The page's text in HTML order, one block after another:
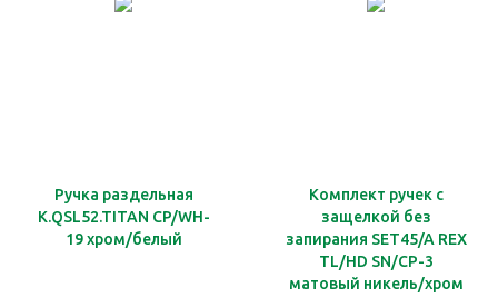
Ручка раздельная
K.QSL52.TITAN СP/WH-
19 хром/белый
Комплект ручек с
защелкой без
запирания SET45/A REX
TL/HD SN/CP-3
матовый никель/хром